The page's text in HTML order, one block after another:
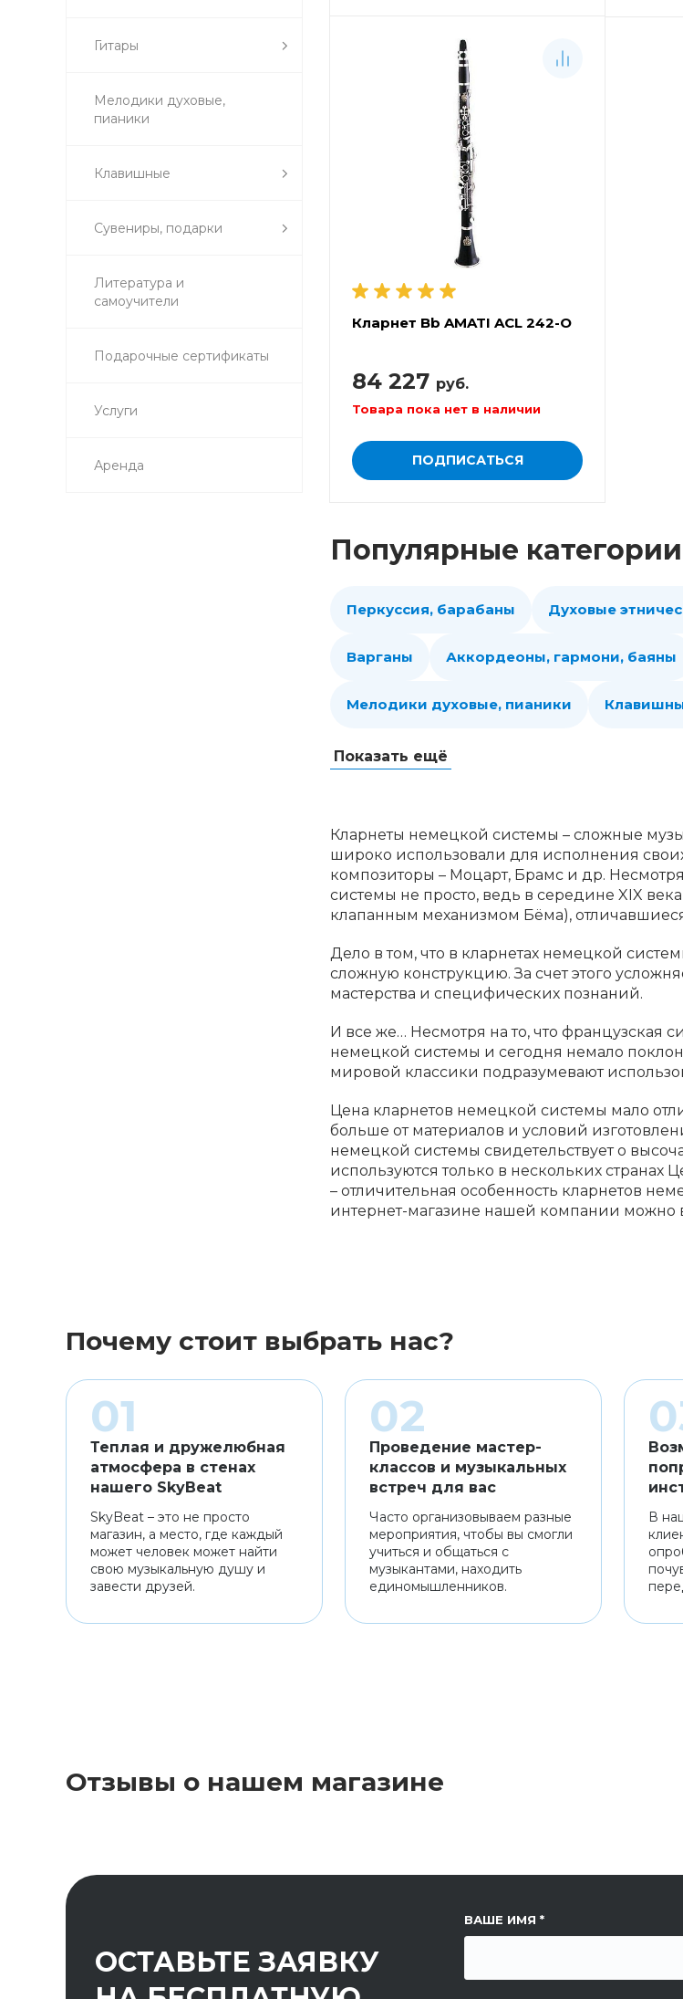
Гитары
Мелодики духовые,
пианики
Клавишные
Сувениры, подарки
Литература и
самоучители
Подарочные сертификаты
Услуги
Аренда
Кларнет Bb AMATI ACL 242-O
84 227 руб.
Товара пока нет в наличии
ПОДПИСАТЬСЯ
Популярные категории
Перкуссия, барабаны Духовые
Варганы Аккордеоны, гармони, баяны
Мелодики духовые, пианики
Показать ещё
Кларнеты немецкой системы – сложные
широко использовали для исполнения
композиторы – Моцарт, Брамс и др.
системы не просто, ведь в середине XIX
клапанным механизмом Бёма),
Дело в том, что в кларнетах немецкой
сложную конструкцию. За счет этого
мастерства и специфических познаний.
И все же… Несмотря на то, что французская
немецкой системы и сегодня немало
мировой классики подразумевают
Цена кларнетов немецкой системы мало
больше от материалов и условий
немецкой системы свидетельствует о
используются только в нескольких
– отличительная особенность кларнетов
интернет-магазине нашей компании можно
Почему стоит выбрать нас?
Теплая и дружелюбная
атмосфера в стенах
нашего SkyBeat
SkyBeat – это не просто
магазин, а место, где каждый
может человек может найти
свою музыкальную душу и
завести друзей.
Проведение мастер-
классов и музыкальных
встреч для вас
Часто организовываем разные
мероприятия, чтобы вы смогли
учиться и общаться с
музыкантами, находить
единомышленников.
В
Отзывы о нашем магазине
ОСТАВЬТЕ ЗАЯВКУ
ВАШЕ ИМЯ
ССЫЛКА НА СТРАНИЦУ